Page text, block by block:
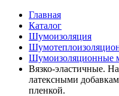
Главная
Каталог
Шумоизоляция
Шумоизоляционные
Вязко-эластичные.
латексными
пленкой.